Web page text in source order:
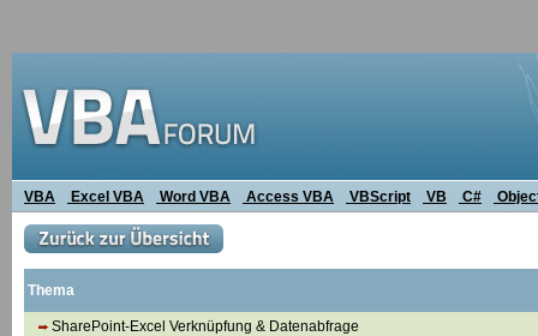
VBA Excel VBA Word VBA Access VBA VBScript VB C#
Thema
SharePoint-Excel Verknüpfung & Datenabfrage